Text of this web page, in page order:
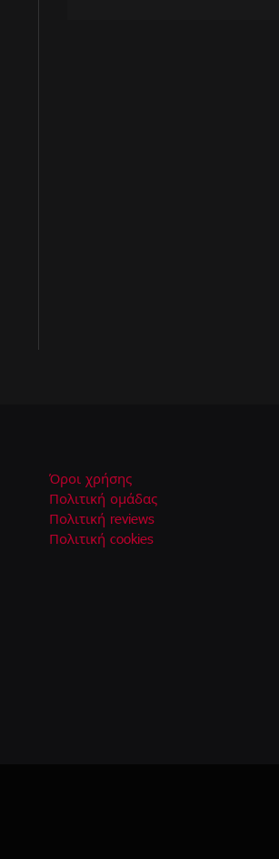
Όροι χρήσης
Πολιτική ομάδας
Πολιτική reviews
Πολιτική cookies